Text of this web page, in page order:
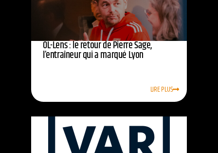
OL-Lens : le retour de Pierre Sage,
l’entraîneur qui a marqué Lyon
LIRE PLUS